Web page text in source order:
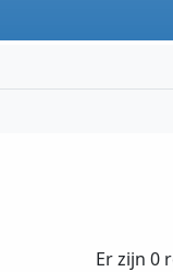
Er zijn 0